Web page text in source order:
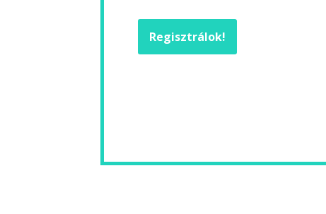
Regisztrálok!